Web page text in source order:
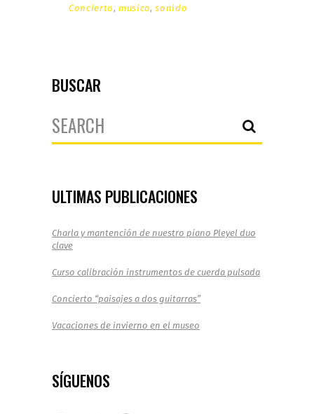
Concierto ,musica,sonido
BUSCAR
Search
for:
ULTIMAS PUBLICACIONES
Charla y mantención de nuestro piano Pleyel duo
clave
Curso calibración instrumentos de cuerda pulsada
Concierto “paisajes a dos guitarras”
Vacaciones de invierno en el museo
SÍGUENOS